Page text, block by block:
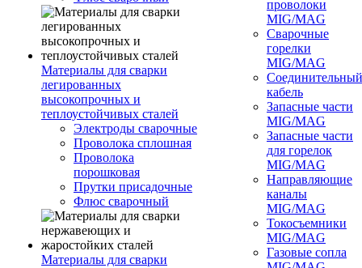
Материалы для сварки
легированных
высокопрочных и
теплоустойчивых сталей
Электроды сварочные
Проволока сплошная
Проволока
порошковая
Прутки присадочные
Флюс сварочный
Материалы для сварки
проволоки
MIG/MAG
Сварочные
горелки
MIG/MAG
Соединительный
кабель
Запасные части
MIG/MAG
Запасные части
для горелок
MIG/MAG
Направляющие
каналы
MIG/MAG
Токосъемники
MIG/MAG
Газовые сопла